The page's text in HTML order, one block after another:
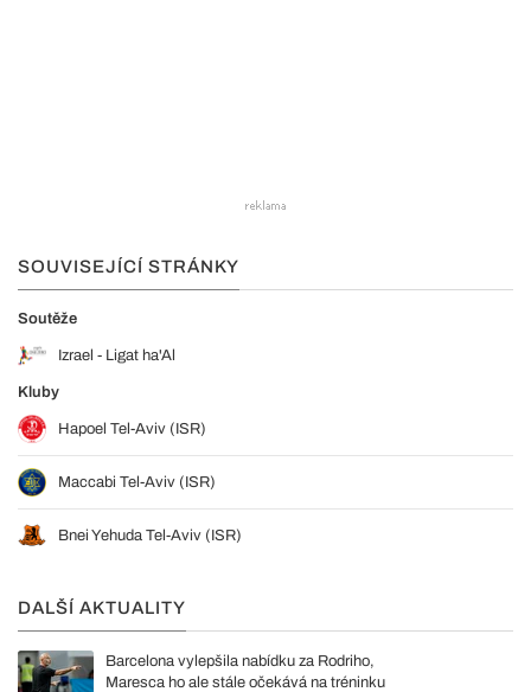
SOUVISEJÍCÍ STRÁNKY
Soutěže
Izrael - Ligat ha'Al
Kluby
Hapoel Tel-Aviv (ISR)
Maccabi Tel-Aviv (ISR)
Bnei Yehuda Tel-Aviv (ISR)
DALŠÍ AKTUALITY
Barcelona vylepšila nabídku za Rodriho,
Maresca ho ale stále očekává na tréninku